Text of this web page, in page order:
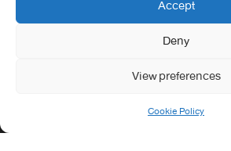
Accept
Deny
View preferences
Cookie Policy
contact@univ-